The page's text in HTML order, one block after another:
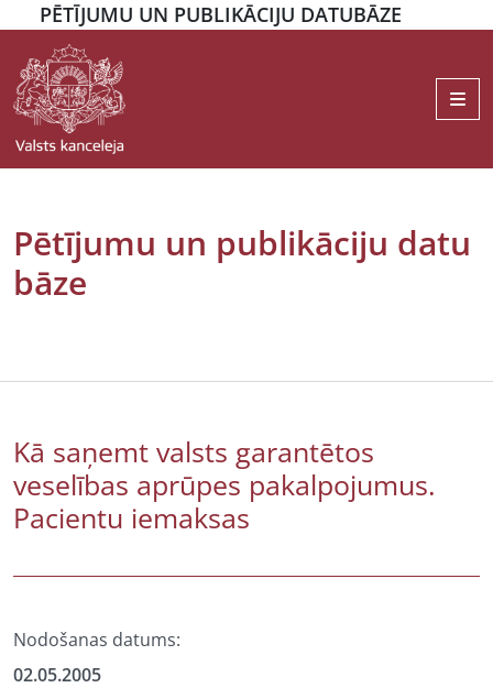
PĒTĪJUMU UN PUBLIKĀCIJU DATUBĀZE
Pētījumu un publikāciju datu
bāze
Kā saņemt valsts garantētos
veselības aprūpes pakalpojumus.
Pacientu iemaksas
Nodošanas datums:
02.05.2005